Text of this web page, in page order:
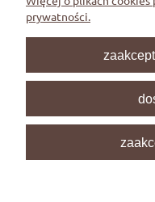
prywatności.